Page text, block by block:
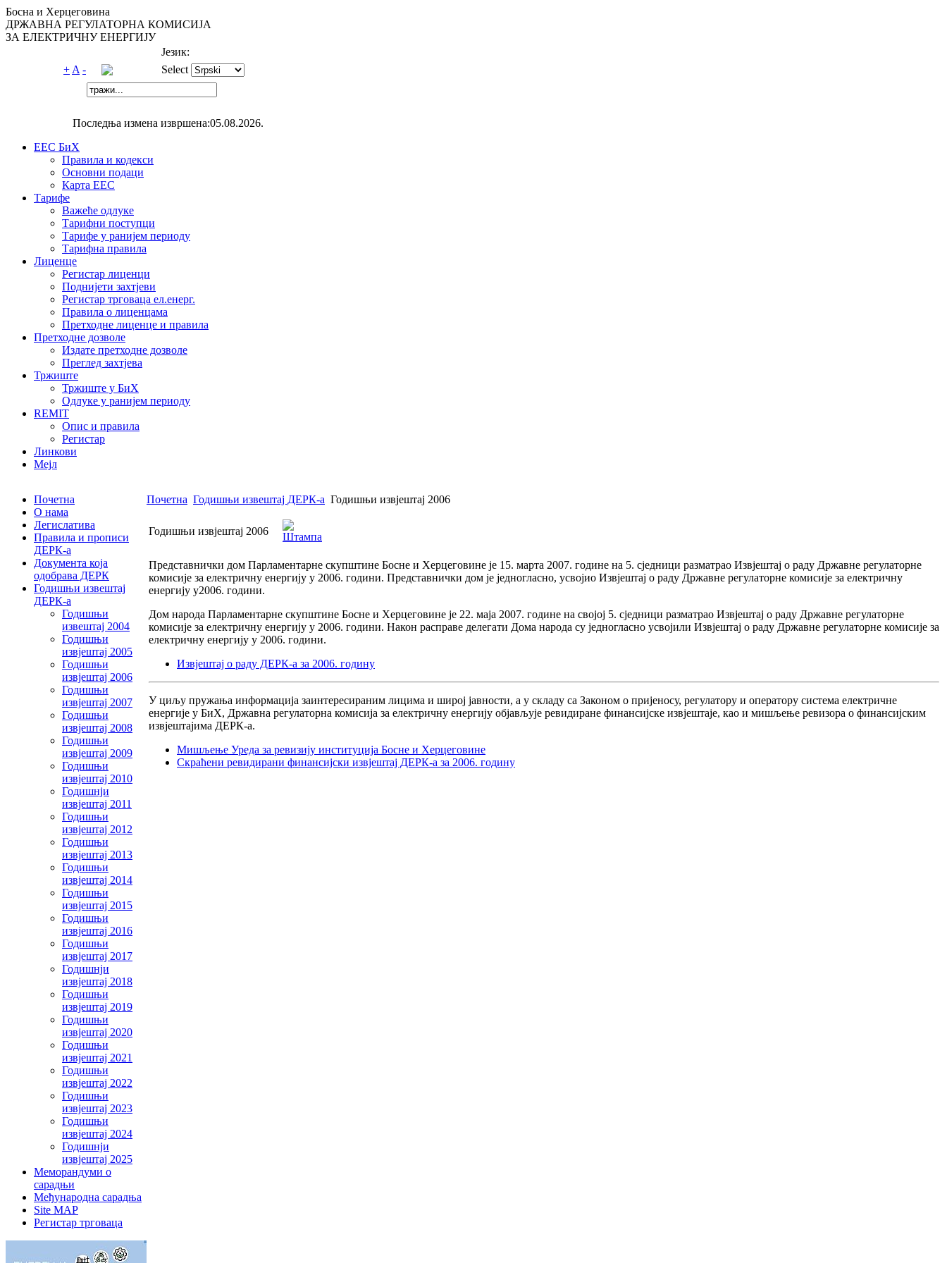
Босна и Херцеговина
ДРЖАВНА РЕГУЛАТОРНА КОМИСИЈА
ЗА ЕЛЕКТРИЧНУ ЕНЕРГИЈУ
Језик:
+ A - Select
Последња измена извршена:05.08.2026.
ЕЕС БиХ
Правила и кодекси
Основни подаци
Карта ЕЕС
Тарифе
Важеће одлуке
Тарифни поступци
Тарифе у ранијем периоду
Тарифна правила
Лиценце
Регистар лиценци
Поднијети захтјеви
Регистар трговаца ел.eнерг.
Правила о лиценцама
Претходне лиценце и правила
Претходне дозволе
Издате претходне дозволе
Преглед захтјева
Тржиште
Тржиште у БиХ
Одлуке у ранијем периоду
REMIT
Опис и правила
Регистар
Линкови
Мејл
Почетна
О нама
Легислатива
Правила и прописи
ДЕРК-а
Документа која
одобрава ДЕРК
Годишњи извештај
ДЕРК-а
Годишњи
извештај 2004
Годишњи
извjештај 2005
Годишњи
извjештај 2006
Годишњи
извjештај 2007
Годишњи
извjештај 2008
Годишњи
извјештај 2009
Годишњи
извјештај 2010
Годишнји
извјештај 2011
Годишњи
извјештај 2012
Годишњи
извјештај 2013
Годишњи
извјештај 2014
Годишњи
извјештај 2015
Годишњи
извјештај 2016
Годишњи
извјештај 2017
Годишнји
извјештај 2018
Годишњи
извјештај 2019
Годишњи
извјештај 2020
Годишњи
извјештај 2021
Годишњи
извјештај 2022
Годишњи
извјештај 2023
Годишњи
извјештај 2024
Годишнји
извјештај 2025
Меморандуми о
сарадњи
Међународна сарадња
Site MAP
Регистар трговаца
Почетна Годишњи извештај ДЕРК-а Годишњи извjештај 2006
Годишњи извјештај 2006
Представнички дом Парламентарне скупштине Босне и Херцеговине је 15. марта 2007. године на 5. сједници разматрао Извјештај о раду Државне регулаторне
комисије за електричну енергију у 2006. години. Представнички дом је једногласно, усвојио Извјештај о раду Државне регулаторне комисије за електричну
енергију у2006. години.
Дом народа Парламентарне скупштине Босне и Херцеговине је 22. маја 2007. године на својој 5. сједници разматрао Извјештај о раду Државне регулаторне
комисије за електричну енергију у 2006. години. Након расправе делегати Дома народа су једногласно усвојили Извјештај о раду Државне регулаторне комисије за
електричну енергију у 2006. години.
Извјештај о раду ДЕРК-а за 2006. годину
У циљу пружања информација заинтересираним лицима и широј јавности, а у складу са Законом о пријеносу, регулатору и оператору система електричне
енергије у БиХ, Државна регулаторна комисија за електричну енергију објављује ревидиране финансијске извјештаје, као и мишљење ревизора о финансијским
извјештајима ДЕРК-а.
Мишљење Уреда за ревизију институција Босне и Херцеговине
Скраћени ревидирани финансијски извјештај ДЕРК-а за 2006. годину